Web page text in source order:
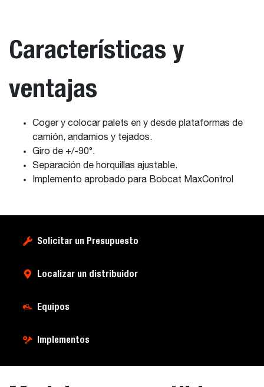
Características y
ventajas
Coger y colocar palets en y desde plataformas de
camión, andamios y tejados.
Giro de +/-90°.
Separación de horquillas ajustable.
Implemento aprobado para Bobcat MaxControl
Solicitar un Presupuesto
Localizar un distribuidor
Equipos
Implementos